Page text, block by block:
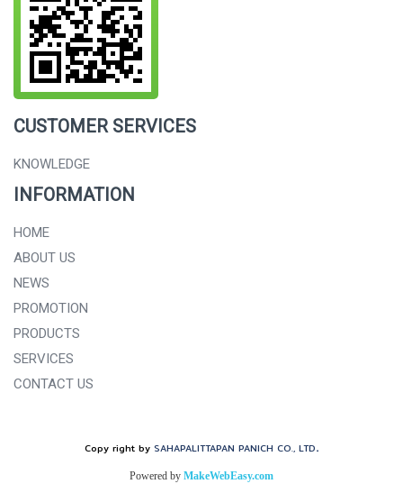
CUSTOMER SERVICES
KNOWLEDGE
INFORMATION
HOME
ABOUT US
NEWS
PROMOTION
PRODUCTS
SERVICES
CONTACT US
Copy right by SAHAPALITTAPAN PANICH CO., LTD.
Powered by MakeWebEasy.com